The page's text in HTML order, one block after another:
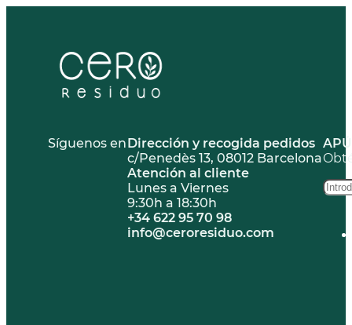
Síguenos enDirección y recogida pedidos
c/Penedès 13, 08012 Barcelona
Atención al cliente
Lunes a Viernes
9:30h a 18:30h
+34 622 95 70 98
info@ceroresiduo.com